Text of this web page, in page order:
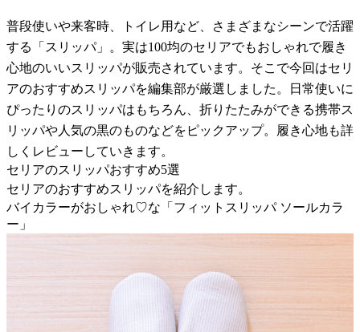
普段使いや来客時、トイレ用など、さまざまなシーンで活躍
する「スリッパ」。実は100均のセリアでもおしゃれで履き
心地のいいスリッパが販売されています。そこで今回はセリ
アのおすすめスリッパを編集部が厳選しました。日常使いに
ぴったりのスリッパはもちろん、折りたたみができる携帯ス
リッパや人気の黒のものなどをピックアップ。履き心地も詳
しくレビューしていきます。
セリアのスリッパおすすめ5選
セリアのおすすめスリッパを紹介します。
バイカラーがおしゃれ♡な「フィットスリッパ ソールカラ
ー」